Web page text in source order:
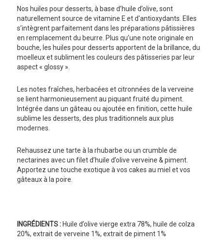
Nos huiles pour desserts, à base d’huile d’olive, sont
naturellement source de vitamine E et d'antioxydants. Elles
s’intègrent parfaitement dans les préparations pâtissières
en remplacement du beurre. Plus qu’une note originale en
bouche, les huiles pour desserts apportent de la brillance, du
moelleux et subliment les couleurs des pâtisseries par leur
aspect « glossy ».
Les notes fraîches, herbacées et citronnées de la verveine
se lient harmonieusement au piquant fruité du piment.
Intégrée dans un gâteau ou ajoutée en finition, cette huile
sublime les desserts, des plus traditionnels aux plus
modernes.
Rehaussez une tarte à la rhubarbe ou un crumble de
nectarines avec un filet d’huile d’olive verveine & piment.
Apportez une touche exotique à vos cakes au miel et vos
gâteaux à la poire.
INGRÉDIENTS : Huile d’olive vierge extra 78%, huile de colza
20%, extrait de verveine 1%, extrait de piment 1%